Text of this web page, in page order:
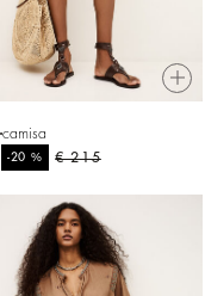
camisa
€ 215
-20%